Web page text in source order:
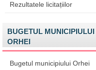
Rezultatele licitațiilor
BUGETUL MUNICIPIULUI
ORHEI
Bugetul municipiului Orhei